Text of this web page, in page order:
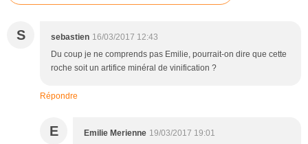
S sebastien 16/03/2017 12:43
Du coup je ne comprends pas Emilie, pourrait-on dire que cette
roche soit un artifice minéral de vinification ?
Répondre
E Emilie Merienne 19/03/2017 19:01